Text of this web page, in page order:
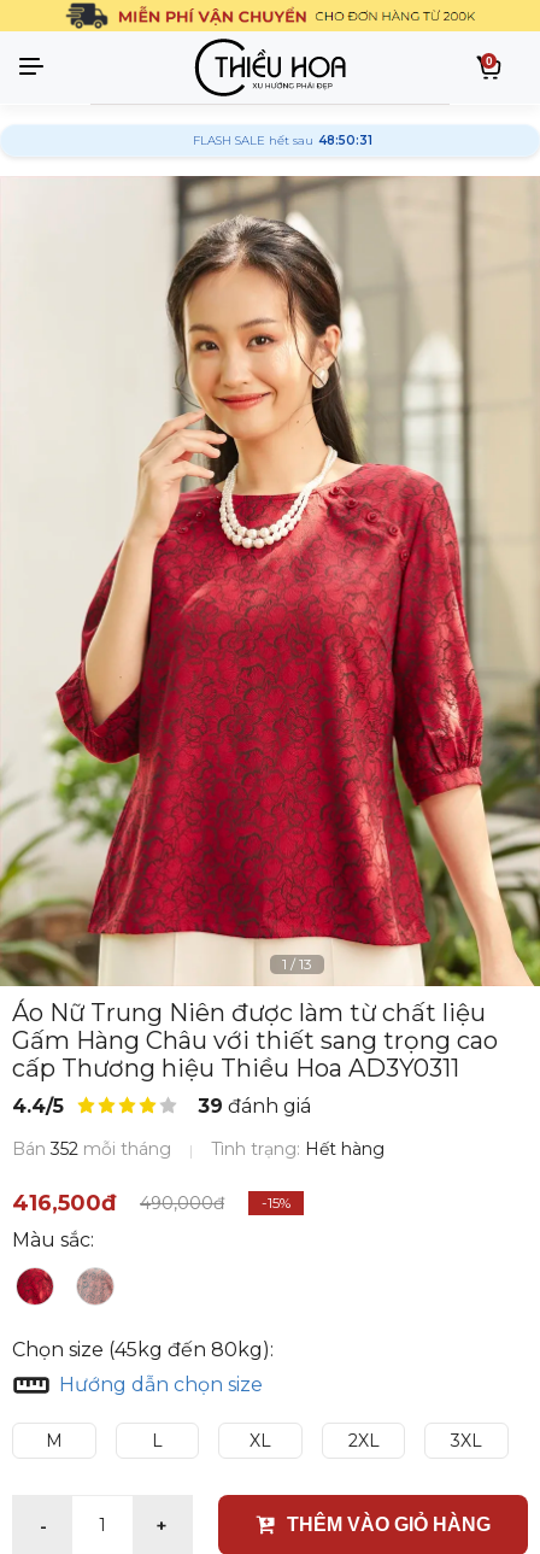
0
FLASH SALE hết sau 48:50:30
1 / 13
Áo Nữ Trung Niên được làm từ chất liệu
Gấm Hàng Châu với thiết sang trọng cao
cấp Thương hiệu Thiều Hoa AD3Y0311
4.4/5 39 đánh giá
Bán352 mỗi tháng Tình trạng: Hết hàng
416,500đ 490,000đ -15%
Màu sắc:
Chọn size (45kg đến 80kg):
Hướng dẫn chọn size
M L XL 2XL 3XL
- 1 + THÊM VÀO GIỎ HÀNG